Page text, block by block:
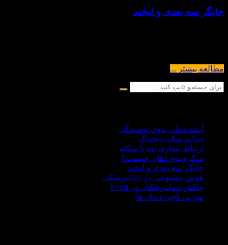
چاپگر سه‌ بعدی و لبخند
مطالعه بیشتر ...
آینده دندان بدون پوسیدگی
دندانپزشکی دیجیتال
ارتباط بیماری لثه با سکته
میکروبیوم دهان چیست؟
چاپگر سه‌ بعدی و لبخند
هوش مصنوعی در دندانپزشکی
چالش‌ دندانپزشکان در ۲۰۲۵
مورین ناجی دندان ها